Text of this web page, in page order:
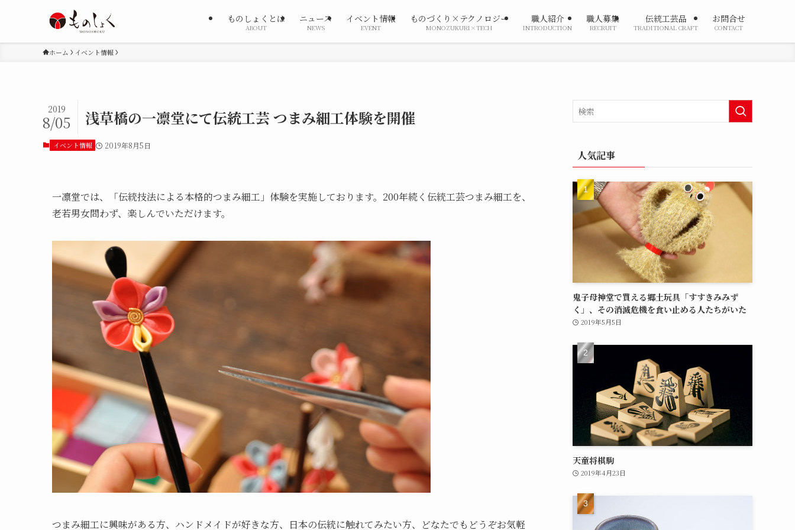
ものしょくとは
ABOUT
ニュース
NEWS
イベント情報
EVENT
ものづくり×テクノロジー
MONOZUKURI×TECH
職人紹介
INTRODUCTION
職人募集
RECRUIT
伝統工芸品
TRADITIONAL CRAFT
お問合せ
CONTACT
ホーム イベント情報
浅草橋の一凛堂にて伝統工芸 つまみ細工体験を開催
2019
8/05
イベント情報 2019年8月5日
一凛堂では、「伝統技法による本格的つまみ細工」体験を実施しております。200年続く伝統工芸つまみ細工を、
老若男女問わず、楽しんでいただけます。
つまみ細工に興味がある方、ハンドメイドが好きな方、日本の伝統に触れてみたい方、どなたでもどうぞお気軽
人気記事
鬼子母神堂で買える郷土玩具「すすきみみず
く」、その消滅危機を食い止める人たちがいた
2019年5月5日
天童将棋駒
2019年4月23日